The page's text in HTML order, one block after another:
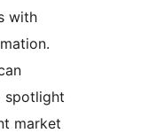
with
spotlight
market